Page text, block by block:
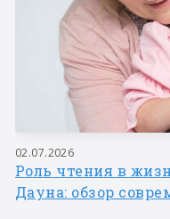
02.07.2026
Роль чтения в
Дауна: обзор